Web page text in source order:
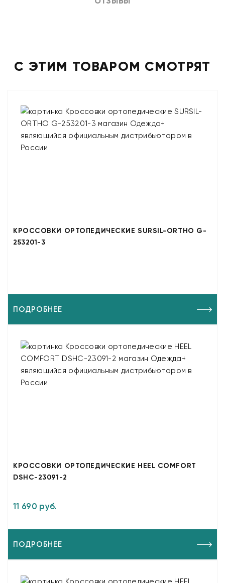
С ЭТИМ ТОВАРОМ СМОТРЯТ
КРОССОВКИ ОРТОПЕДИЧЕСКИЕ SURSIL-ORTHO G-
253201-3
ПОДРОБНЕЕ
КРОССОВКИ ОРТОПЕДИЧЕСКИЕ HEEL COMFORT
DSHC-23091-2
11 690 руб.
ПОДРОБНЕЕ